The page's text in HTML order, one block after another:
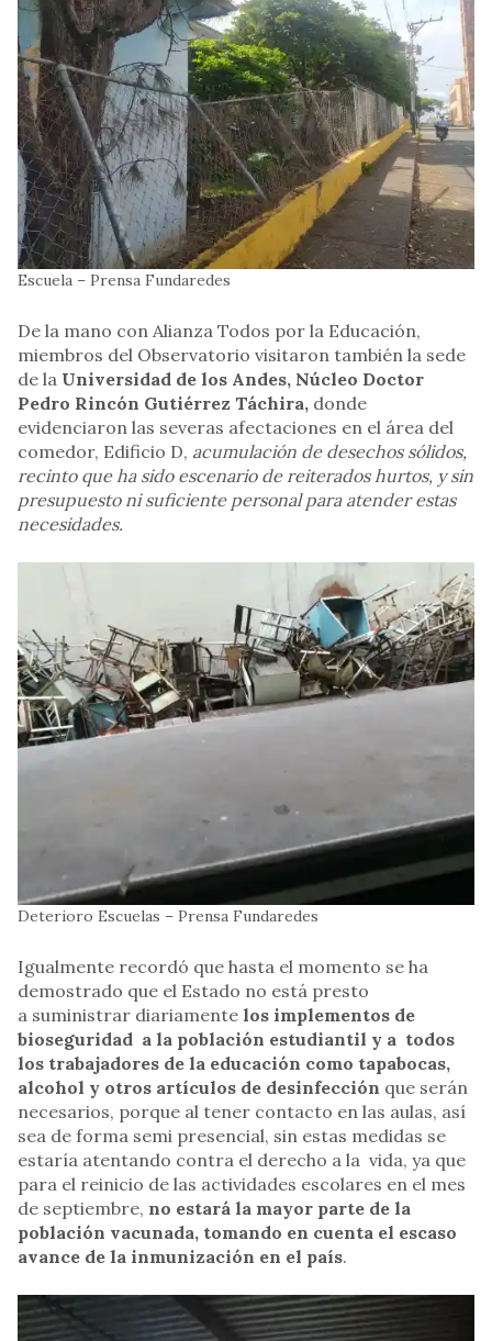
Escuela – Prensa Fundaredes
De la mano con Alianza Todos por la Educación,
miembros del Observatorio visitaron también la sede
de la Universidad de los Andes, Núcleo Doctor
Pedro Rincón Gutiérrez Táchira, donde
evidenciaron las severas afectaciones en el área del
comedor, Edificio D, acumulación de desechos sólidos,
recinto que ha sido escenario de reiterados hurtos, y sin
presupuesto ni suficiente personal para atender estas
necesidades.
Deterioro Escuelas – Prensa Fundaredes
Igualmente recordó que hasta el momento se ha
demostrado que el Estado no está presto
a suministrar diariamente los implementos de
bioseguridad a la población estudiantil y a todos
los trabajadores de la educación como tapabocas,
alcohol y otros artículos de desinfección que serán
necesarios, porque al tener contacto en las aulas, así
sea de forma semi presencial, sin estas medidas se
estaría atentando contra el derecho a la vida, ya que
para el reinicio de las actividades escolares en el mes
de septiembre, no estará la mayor parte de la
población vacunada, tomando en cuenta el escaso
avance de la inmunización en el país.